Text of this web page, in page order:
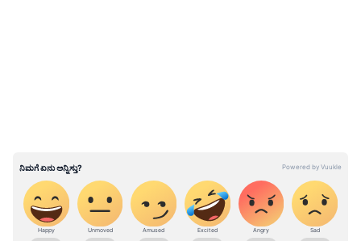
ಕಂಡುಬರುತ್ತದೆ.
ಸಮಗ್ರ ಸುದ್ದಿ ಮೂಲವನ್ನಾಗಿ asianet suvarna news ಅನ್ನು
ಆಯ್ಕೆ ಮಾಡಿಕೊಳ್ಳಿ